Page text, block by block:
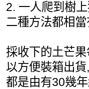
2. 一人爬到樹
二種方法都相
採收下的土芒
以方便裝箱出
都是由有30幾